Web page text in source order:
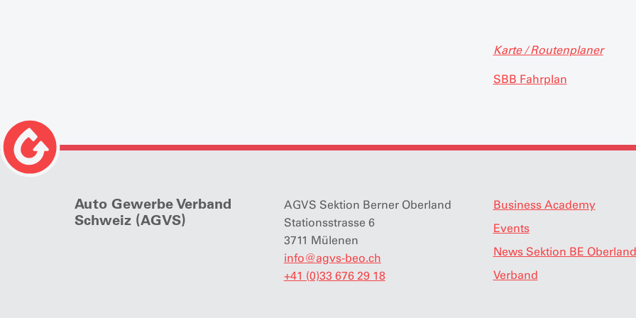
Karte / Routenplaner
SBB Fahrplan
Auto Gewerbe Verband
Schweiz (AGVS)
AGVS Sektion Berner Oberland
Stationsstrasse 6
3711 Mülenen
info@agvs-beo.ch
+41 (0)33 676 29 18
Business Academy
Events
News Sektion BE Oberland
Verband